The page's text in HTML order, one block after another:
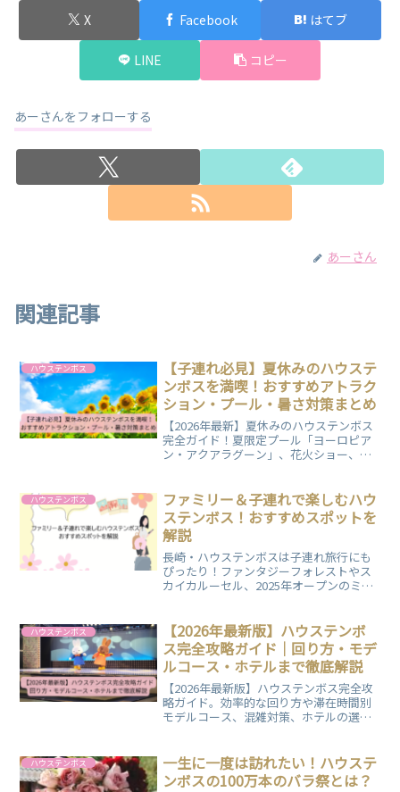
X Facebook はてブ
LINE コピー
あーさんをフォローする
あーさん
関連記事
ハウステンボス
【子連れ必見】夏休みのハウステ
ンボスを満喫！おすすめアトラク
ション・プール・暑さ対策まとめ
【2026年最新】夏休みのハウステンボス
完全ガイド！夏限定プール「ヨーロピア
ン・アクアラグーン」、花火ショー、ひ
やモデルコース、持ち物、暑さ対策、周
辺ホテル情報まで詳しく解説します。
ハウステンボス
ファミリー＆子連れで楽しむハウ
ステンボス！おすすめスポットを
解説
長崎・ハウステンボスは子連れ旅行にも
ぴったり！ファンタジーフォレストやス
カイカルーセル、2025年オープンのミッ
族で楽しめるスポットやおすすめレスト
ランをご紹介します。
ハウステンボス
【2026年最新版】ハウステンボ
ス完全攻略ガイド｜回り方・モデ
ルコース・ホテルまで徹底解説
【2026年最新版】ハウステンボス完全攻
略ガイド。効率的な回り方や滞在時間別
モデルコース、混雑対策、ホテルの選び
覧ください！
ハウステンボス
一生に一度は訪れたい！ハウステ
ンボスの100万本のバラ祭とは？